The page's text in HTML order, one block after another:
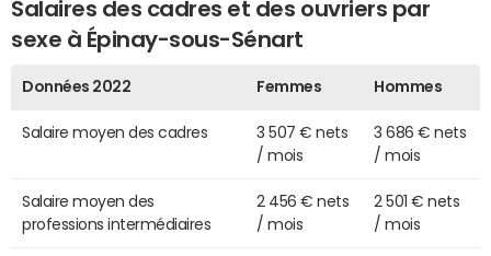
Salaires des cadres et des ouvriers par
sexe à Épinay-sous-Sénart
Données 2022 Femmes Hommes
Salaire moyen des cadres
3 507 € nets
/ mois
3 686 € nets
/ mois
Salaire moyen des
professions intermédiaires
2 456 € nets
/ mois
2 501 € nets
/ mois